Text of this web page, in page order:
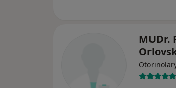
MUDr.